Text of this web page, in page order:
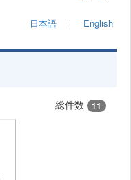
日本語 ｜ English
総件数 11